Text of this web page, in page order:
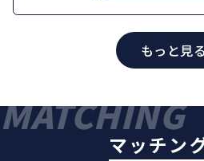
もっと見る
MATCHING
マッチン